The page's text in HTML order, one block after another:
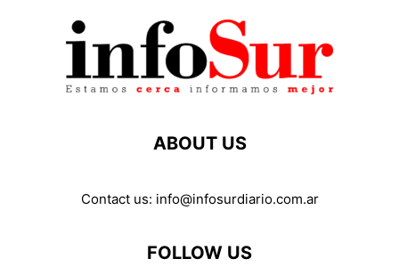
ABOUT US
Contact us: info@infosurdiario.com.ar
FOLLOW US